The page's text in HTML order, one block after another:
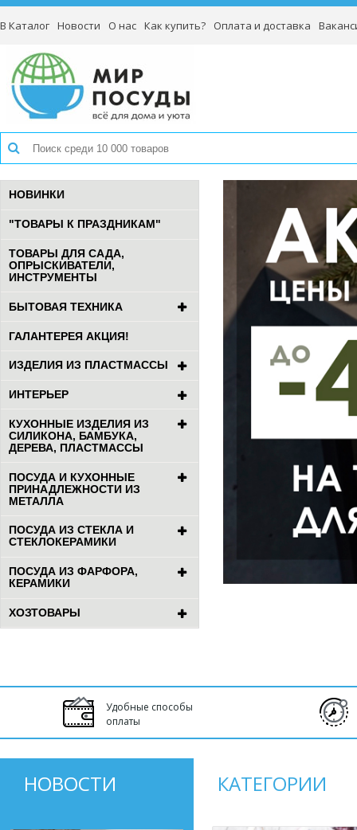
В Каталог Новости О нас Как купить? Оплата и доставка
НОВИНКИ
"ТОВАРЫ К ПРАЗДНИКАМ"
ТОВАРЫ ДЛЯ САДА,
ОПРЫСКИВАТЕЛИ,
ИНСТРУМЕНТЫ
БЫТОВАЯ ТЕХНИКА
ГАЛАНТЕРЕЯ АКЦИЯ!
ИЗДЕЛИЯ ИЗ ПЛАСТМАССЫ
ИНТЕРЬЕР
КУХОННЫЕ ИЗДЕЛИЯ ИЗ
СИЛИКОНА, БАМБУКА,
ДЕРЕВА, ПЛАСТМАССЫ
ПОСУДА И КУХОННЫЕ
ПРИНАДЛЕЖНОСТИ ИЗ
МЕТАЛЛА
ПОСУДА ИЗ СТЕКЛА И
СТЕКЛОКЕРАМИКИ
ПОСУДА ИЗ ФАРФОРА,
КЕРАМИКИ
ХОЗТОВАРЫ
Удобные способы
оплаты
НОВОСТИ КАТЕГОРИИ